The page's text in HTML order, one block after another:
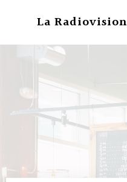
La Radiovision